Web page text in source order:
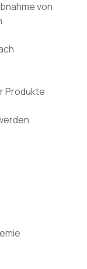
von
Produkte